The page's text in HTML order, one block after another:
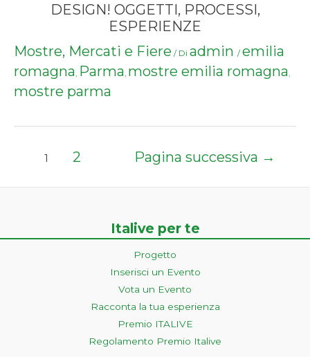
DESIGN! OGGETTI, PROCESSI,
ESPERIENZE
Mostre, Mercati e Fiere / Di admin /emilia
romagna, Parma, mostre emilia romagna,
mostre parma
1 2 Pagina successiva →
Italive per te
Progetto
Inserisci un Evento
Vota un Evento
Racconta la tua esperienza
Premio ITALIVE
Regolamento Premio Italive